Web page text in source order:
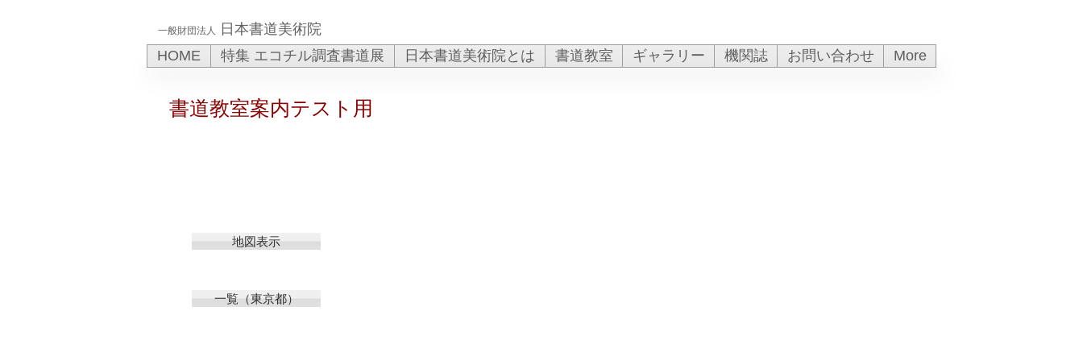
一般財団法人
日本書道美術院
HOME
特集 エコチル調査書道展 日本書道美術院とは 書道教室 ギャラリー 機関誌 お問い合わせ More
書道教室案内テスト用
地図表示
一覧（東京都）